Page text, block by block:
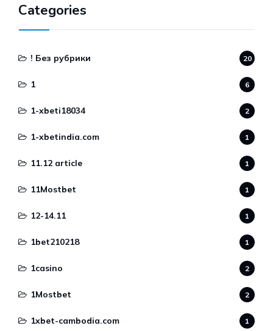
Categories
! Без рубрики 20
1 6
1-xbeti18034 2
1-xbetindia.com 1
11.12 article 1
11Mostbet 1
12-14.11 1
1bet210218 1
1casino 2
1Mostbet 2
1xbet-cambodia.com 1